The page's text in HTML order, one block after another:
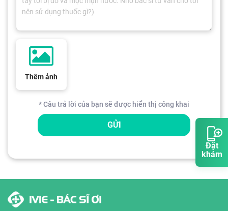
Đặt
khám
Thêm ảnh
* Câu trả lời của bạn sẽ được hiển thị công khai
GỬI